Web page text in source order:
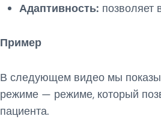
Адаптивность: позволяет
Пример
В следующем видео мы
режиме — режиме, который
пациента.